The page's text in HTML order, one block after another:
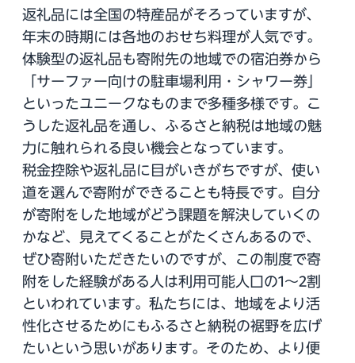
返礼品には全国の特産品がそろっていますが、
年末の時期には各地のおせち料理が人気です。
体験型の返礼品も寄附先の地域での宿泊券から
「サーファー向けの駐車場利用・シャワー券」
といったユニークなものまで多種多様です。こ
うした返礼品を通し、ふるさと納税は地域の魅
力に触れられる良い機会となっています。
税金控除や返礼品に目がいきがちですが、使い
道を選んで寄附ができることも特長です。自分
が寄附をした地域がどう課題を解決していくの
かなど、見えてくることがたくさんあるので、
ぜひ寄附いただきたいのですが、この制度で寄
附をした経験がある人は利用可能人口の1～2割
といわれています。私たちには、地域をより活
性化させるためにもふるさと納税の裾野を広げ
たいという思いがあります。そのため、より便